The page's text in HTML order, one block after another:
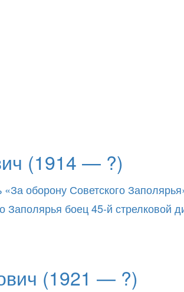
(1914 — ?)
оборону Советского
Заполярья боец 45-й
(1921 — ?)